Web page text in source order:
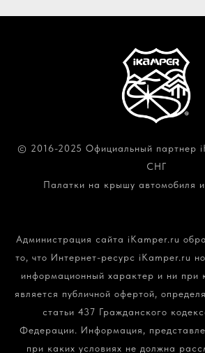
© 2016-2025 Официальный партнер
СНГ
Палатки на крышу автомобиля
Администрация сайта iKamper.ru
то, что Интернет-ресурс iKamper.ru
информационный характер и ни при
является публичной офертой,
статьи 437 Гражданского
Федерации. Информация,
при каких условиях не должна